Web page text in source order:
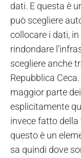
dati. E questa è
può scegliere
collocare i dati,
rindondare
scegliere anche
Repubblica
maggior parte
esplicitamente
invece fatto
questo è un
sa quindi dove